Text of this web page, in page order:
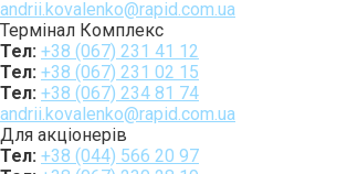
andrii.kovalenko@rapid.com.ua
Термінал Комплекс
Тел: +38 (067) 231 41 12
Тел: +38 (067) 231 02 15
Тел: +38 (067) 234 81 74
andrii.kovalenko@rapid.com.ua
Для акціонерів
Тел: +38 (044) 566 20 97